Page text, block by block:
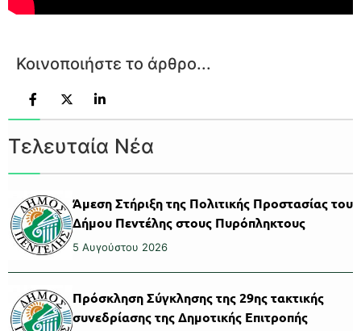
Κοινοποιήστε το άρθρο...
Τελευταία Νέα
Άμεση Στήριξη της Πολιτικής Προστασίας του
Δήμου Πεντέλης στους Πυρόπληκτους
5 Αυγούστου 2026
Πρόσκληση Σύγκλησης της 29ης τακτικής
συνεδρίασης της Δημοτικής Επιτροπής